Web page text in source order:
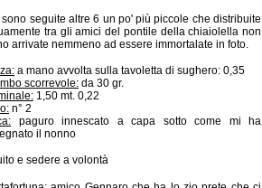
sono seguite altre 6 un po' più piccole che distribuite
tra gli amici del pontile della chiaiolella non
arrivate nemmeno ad essere immortalate in foto.
a mano avvolta sulla tavoletta di sughero: 0,35
scorrevole: da 30 gr.
1,50 mt. 0,22
n° 2
paguro innescato a capa sotto come mi ha
il nonno
e sedere a volontà